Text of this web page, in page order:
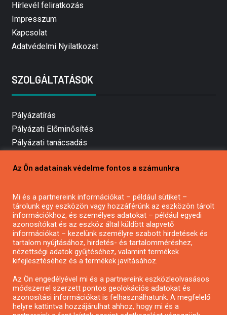
Hírlevél feliratkozás
Impresszum
Kapcsolat
Adatvédelmi Nyilatkozat
SZOLGÁLTATÁSOK
Pályázatírás
Pályázati Előminősítés
Pályázati tanácsadás
Mezőgazdasági pályázatírás
Pályázatírás civil szervezeteknek
Pályázatírás önkormányzatoknak
Pályázatfigyelés
Specifikus pályázatfigyelés vagy hírlevél
Pályázatok magánszemélyeknek
Az Ön adatainak védelme fontos a számunkra
Mi és a partnereink információkat – például sütiket –
tárolunk egy eszközön vagy hozzáférünk az eszközön tárolt
információkhoz, és személyes adatokat – például egyedi
azonosítókat és az eszköz által küldött alapvető
információkat – kezelünk személyre szabott hirdetések és
tartalom nyújtásához, hirdetés- és tartalomméréshez,
nézettségi adatok gyűjtéséhez, valamint termékek
kifejlesztéséhez és a termékek javításához.
Az Ön engedélyével mi és a partnereink eszközleolvasásos
módszerrel szerzett pontos geolokációs adatokat és
azonosítási információkat is felhasználhatunk. A megfelelő
helyre kattintva hozzájárulhat ahhoz, hogy mi és a